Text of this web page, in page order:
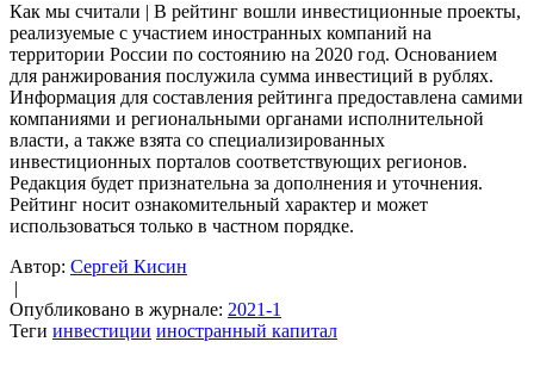
Как мы считали | В рейтинг вошли инвестиционные проекты,
реализуемые с участием иностранных компаний на
территории России по состоянию на 2020 год. Основанием
для ранжирования послужила сумма инвестиций в рублях.
Информация для составления рейтинга предоставлена самими
компаниями и региональными органами исполнительной
власти, а также взята со специализированных
инвестиционных порталов соответствующих регионов.
Редакция будет признательна за дополнения и уточнения.
Рейтинг носит ознакомительный характер и может
использоваться только в частном порядке.
Автор: Сергей Кисин
|
Опубликовано в журнале: 2021-1
Теги инвестиции иностранный капитал